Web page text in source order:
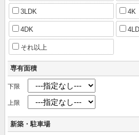
3LDK 4K
4DK
それ以上
専有面積
下限
上限
新築・駐車場